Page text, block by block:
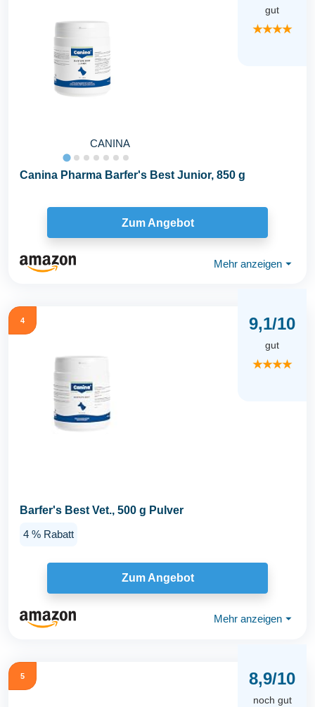
CANINA
gut
★★★★
Canina Pharma Barfer's Best Junior, 850 g
Zum Angebot
Mehr anzeigen ⏷
4 9,1/10
gut
★★★★
Barfer's Best Vet., 500 g Pulver
4 % Rabatt
Zum Angebot
Mehr anzeigen ⏷
5 8,9/10
noch gut